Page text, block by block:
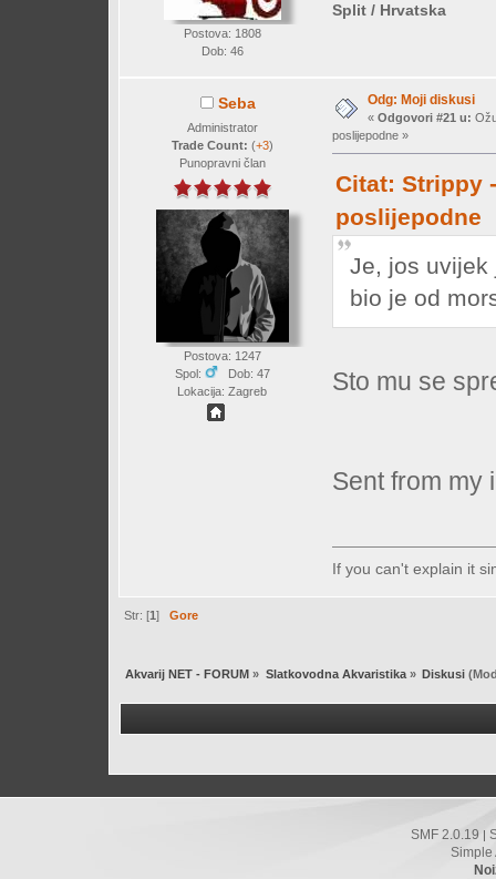
Postova: 1808
Dob: 46
Split / Hrvatska
Seba
Administrator
Trade Count: (+3)
Punopravni član
Postova: 1247
Spol:
Dob: 47
Lokacija: Zagreb
Odg: Moji diskusi
« Odgovori #21 u:
poslijepodne »
Citat: Strippy
poslijepodne
Je, jos uvijek
bio je od
Sto mu se
Sent from my
If you can't explain it
Str: [1]Gore
Akvarij NET - FORUM » Slatkovodna Akvaristika» Diskusi
SMF 2.0.19 |
Simple